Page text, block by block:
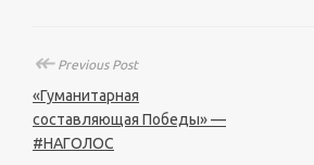
↞Previous Post
«Гуманитарная
составляющая Победы» —
#НАГОЛОС